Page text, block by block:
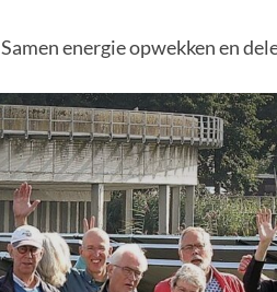
Samen energie opwekken en